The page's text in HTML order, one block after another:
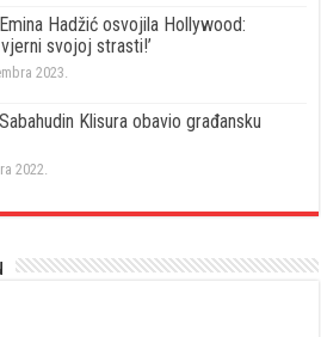
Hadžić osvojila Hollywood:
vjerni svojoj strasti!’
2023.
Klisura obavio građansku
2022.